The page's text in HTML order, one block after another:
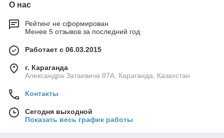
О нас
Рейтинг не сформирован
Менее 5 отзывов за последний год
Работает с 06.03.2015
г. Караганда
Александра Затаевича 87А, Караганда, Казахстан
Контакты
Сегодня выходной
Показать весь график работы